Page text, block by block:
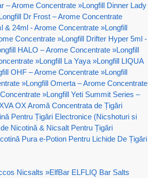
– Arome Concentrate »Longfill Dinner Lady
Dr Frost – Arome Concentrate
& 24ml - Arome Concentrate »Longfill
Concentrate »Longfill Drifter Hyper 5ml -
HALO – Arome Concentrate »Longfill
»Longfill La Yaya »Longfill LIQUA
OHF – Arome Concentrate »Longfill
»Longfill Omerta – Arome Concentrate
»Longfill Yeti Summit Series –
OX Aromă Concentrata de Țigări
Pentru Țigări Electronice (Nicshoturi si
Nicotină & Nicsalt Pentru Țigări
Pura e-Potion Pentru Lichide De Țigări
Nicsalts »ElfBar ELFLIQ Bar Salts